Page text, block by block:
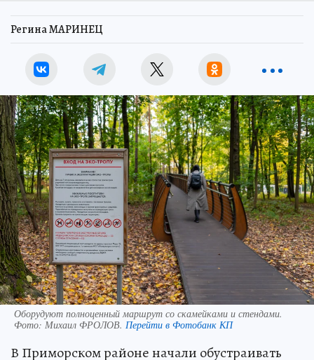
Регина МАРИНЕЦ
Оборудуют полноценный маршрут со скамейками и стендами.
Фото: Михаил ФРОЛОВ. Перейти в Фотобанк КП
В Приморском районе начали обустраивать